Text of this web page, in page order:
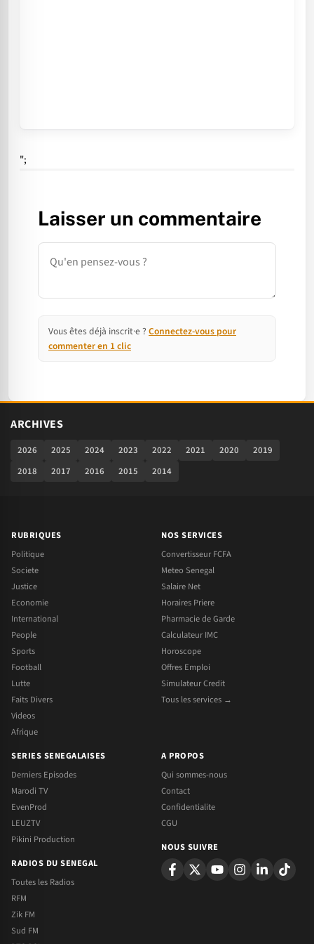
";
Laisser un commentaire
Commentaire
Vous êtes déjà inscrit·e ? Connectez-vous pour
commenter en 1 clic
ARCHIVES
2026 2025 2024 2023 2022 2021 2020
2019
2018
2017 2016 2015 2014
RUBRIQUES
Politique
Societe
Justice
Economie
International
People
Sports
Football
Lutte
Faits Divers
Videos
Afrique
NOS SERVICES
Convertisseur FCFA
Meteo Senegal
Salaire Net
Horaires Priere
Pharmacie de Garde
Calculateur IMC
Horoscope
Offres Emploi
Simulateur Credit
Tous les services →
SERIES SENEGALAISES
Derniers Episodes
Marodi TV
EvenProd
LEUZTV
Pikini Production
RADIOS DU SENEGAL
Toutes les Radios
RFM
Zik FM
Sud FM
A PROPOS
Qui sommes-nous
Contact
Confidentialite
CGU
NOUS SUIVRE